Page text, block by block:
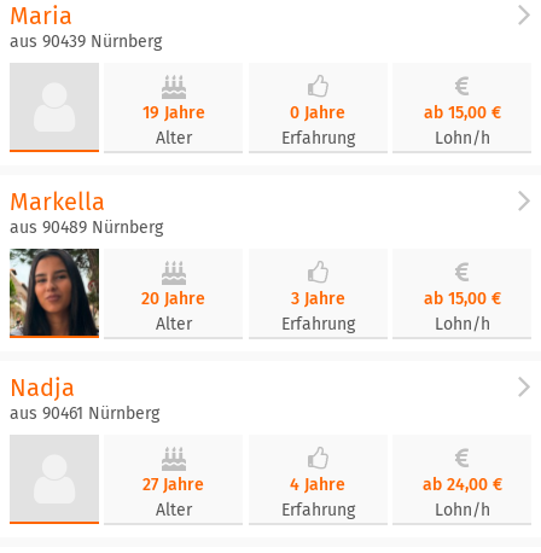
Maria
aus 90439 Nürnberg
19 Jahre
Alter
0 Jahre
Erfahrung
ab 15,00 €
Lohn/h
Markella
aus 90489 Nürnberg
20 Jahre
Alter
3 Jahre
Erfahrung
ab 15,00 €
Lohn/h
Nadja
aus 90461 Nürnberg
27 Jahre
Alter
4 Jahre
Erfahrung
ab 24,00 €
Lohn/h